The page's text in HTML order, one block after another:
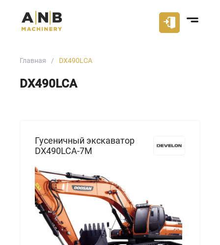
Главная DX490LCA
DX490LCA
Гусеничный экскаватор
DX490LCA-7M